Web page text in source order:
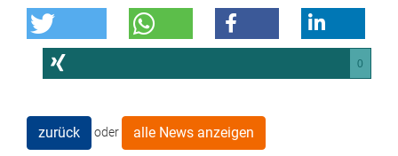
0
zurück oder alle News anzeigen